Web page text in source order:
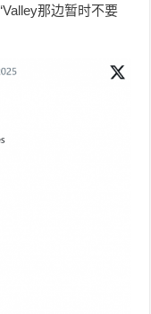
那边暂时不要